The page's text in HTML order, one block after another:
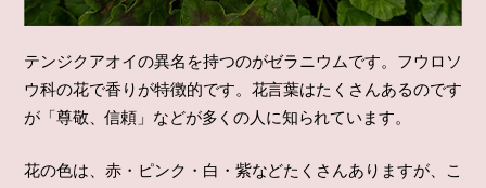
テンジクアオイの異名を持つのがゼラニウムです。フウロソ
ウ科の花で香りが特徴的です。花言葉はたくさんあるのです
が「尊敬、信頼」などが多くの人に知られています。
花の色は、赤・ピンク・白・紫などたくさんありますが、こ